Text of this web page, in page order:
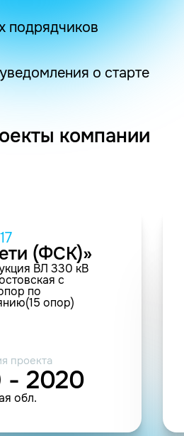
подрядчиков
о старте
компании
(ФСК)»
ВЛ 330 кВ
с
по
опор)
проекта
- 2020
обл.